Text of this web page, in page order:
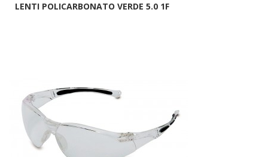
LENTI POLICARBONATO VERDE 5.0 1F